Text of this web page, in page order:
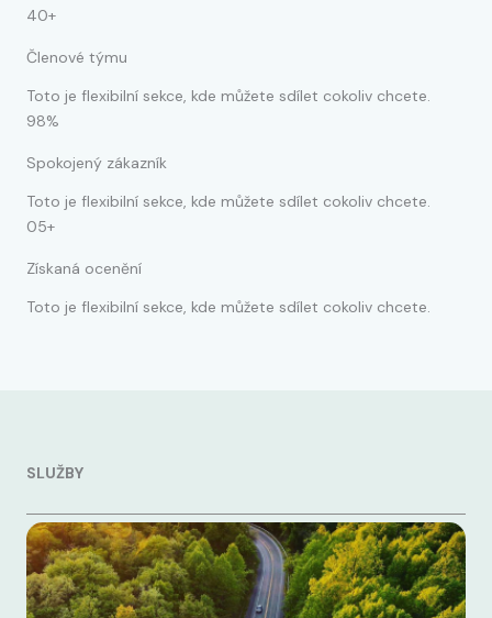
40+
Členové týmu
Toto je flexibilní sekce, kde můžete sdílet cokoliv chcete.
98%
Spokojený zákazník
Toto je flexibilní sekce, kde můžete sdílet cokoliv chcete.
05+
Získaná ocenění
Toto je flexibilní sekce, kde můžete sdílet cokoliv chcete.
SLUŽBY